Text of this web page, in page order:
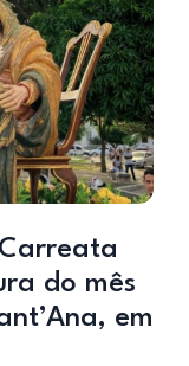
do mês
em